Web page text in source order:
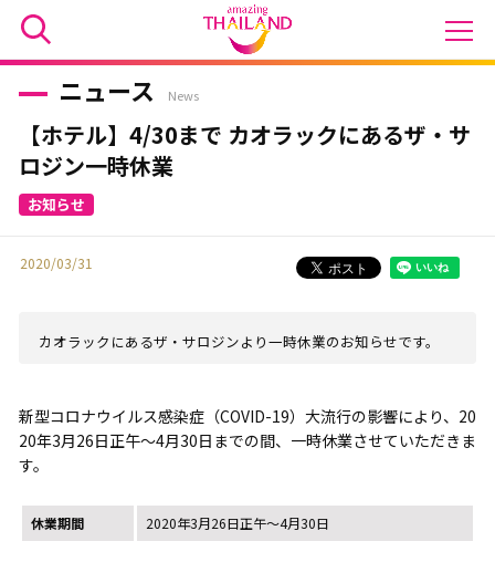
ニュース News
【ホテル】4/30まで カオラックにあるザ・サ
ロジン一時休業
2020/03/31
カオラックにあるザ・サロジンより一時休業のお知らせです。
新型コロナウイルス感染症（COVID-19）大流行の影響により、20
20年3月26日正午～4月30日までの間、一時休業させていただきま
す。
休業期間 2020年3月26日正午～4月30日